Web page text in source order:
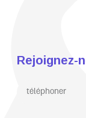
Rejoignez-